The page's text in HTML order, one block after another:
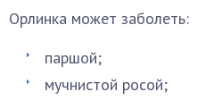
Орлинка может заболеть:
паршой;
мучнистой росой;